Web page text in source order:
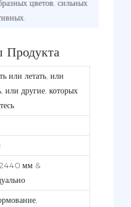
цветов, сильных
Продукта
или летать, или
или другие, которых
мм &